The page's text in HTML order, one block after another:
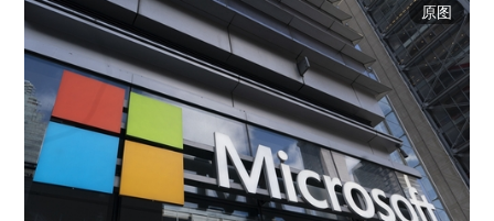
原图